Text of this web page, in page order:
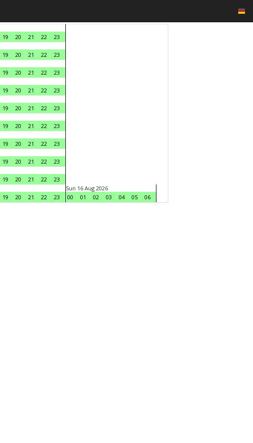
19 20 21 22
23
19 20 21 22
23
19 20 21 22
23
19 20 21 22
23
19 20 21 22
23
19 20 21 22
23
19 20 21 22
23
19 20 21 22
23
19 20 21 22
23
19 20 21 22 23
Sun 16 Aug 2026
00
01 02 03 04 05 06